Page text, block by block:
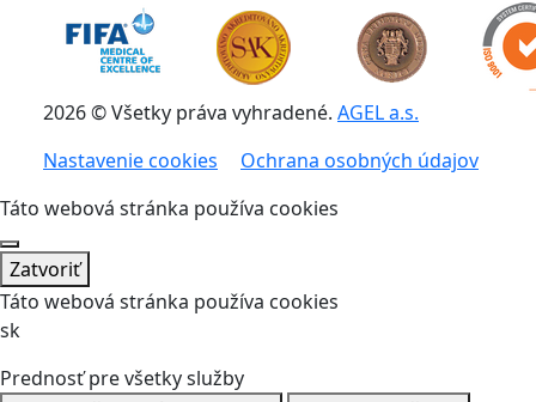
2026 © Všetky práva vyhradené. AGEL a.s.
Nastavenie cookies
Ochrana osobných údajov
Táto webová stránka používa cookies
Zatvoriť
Táto webová stránka používa cookies
sk
Prednosť pre všetky služby